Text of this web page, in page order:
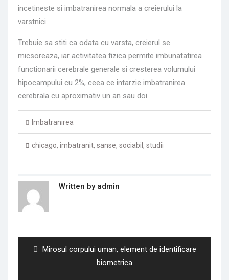
incetineste si imbatranirea normala a creierului la
varstnici.
Trebuie sa stiti ca odata cu varsta, creierul se
micsoreaza, iar activitatea fizica permite imbunatatirea
functionarii cerebrale generale si cresterea volumului
hipocampului cu 2%, ceea ce intarzie imbatranirea
cerebrala cu aproximativ un an sau doi.
Imbatranirea
chicago, imbatranit, sanse, sociabil , studii
Written by admin
articolePrevious
Mirosul corpului uman, element de identificare
biometrica